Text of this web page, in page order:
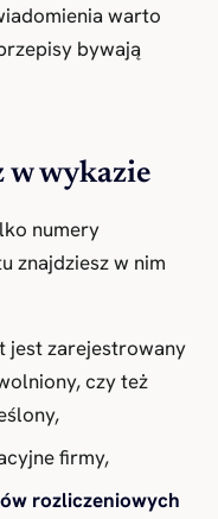
warto
bywają
w wykazie
numery
znajdziesz w nim
zarejestrowany
czy też
firmy,
rozliczeniowych